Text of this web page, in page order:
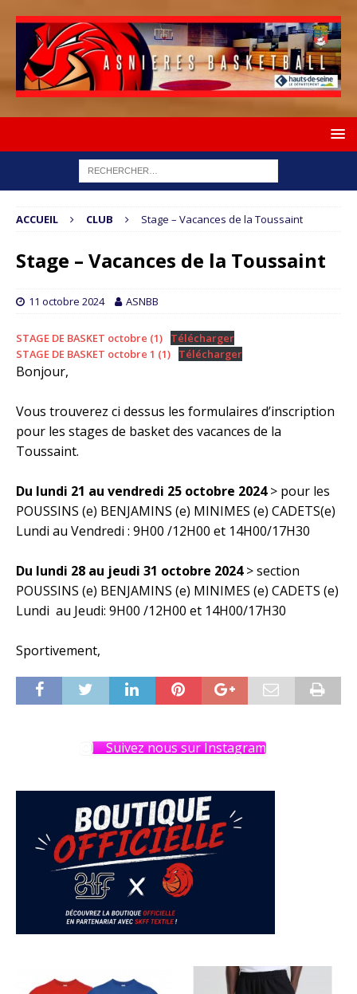
ACCUEIL CLUB Stage – Vacances de la Toussaint
Stage – Vacances de la Toussaint
11 octobre 2024 ASNBB
STAGE DE BASKET octobre (1)
Télécharger
STAGE DE BASKET octobre 1 (1)
Télécharger
Bonjour,
Vous trouverez ci dessus les formulaires d’inscription
pour les stages de basket des vacances de la
Toussaint.
Du lundi 21 au vendredi 25 octobre 2024> pour les
POUSSINS (e) BENJAMINS (e) MINIMES (e) CADETS(e)
Lundi au Vendredi : 9H00 /12H00 et 14H00/17H30
Du lundi 28 au jeudi 31 octobre 2024> section
POUSSINS (e) BENJAMINS (e) MINIMES (e) CADETS (e)
Lundi au Jeudi: 9H00 /12H00 et 14H00/17H30
Sportivement,
Suivez nous sur Instagram